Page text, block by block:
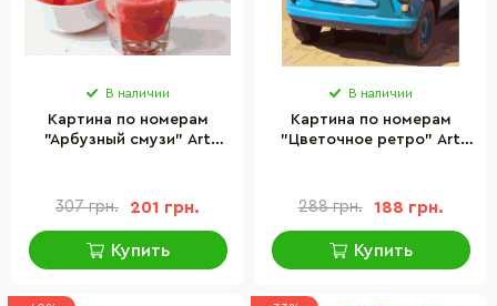
В наличии
Картина по номерам
"Арбузный смузи" Art
307 грн. 201 грн.
Купить
В наличии
Картина по номерам
"Цветочное ретро" Art
288 грн. 188 грн.
Купить